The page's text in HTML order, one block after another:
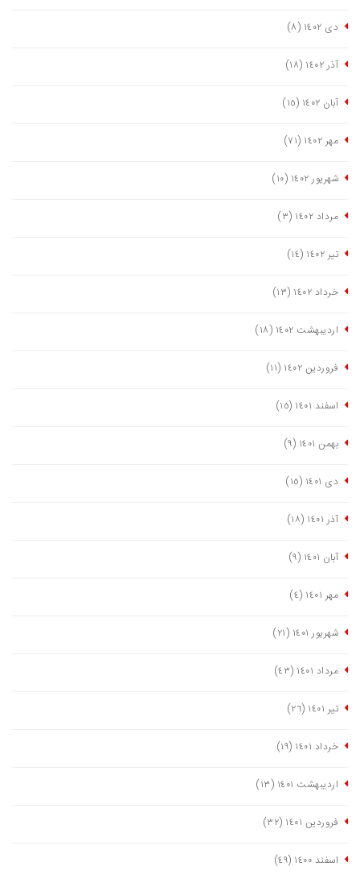
دی ١٤٠٢ (٨)
آذر ١٤٠٢ (١٨)
آبان ١٤٠٢ (١٥)
مهر ١٤٠٢ (٧١)
شهریور ١٤٠٢ (١٠)
مرداد ١٤٠٢ (٣)
تیر ١٤٠٢ (١٤)
خرداد ١٤٠٢ (١٣)
اردیبهشت ١٤٠٢ (١٨)
فروردین ١٤٠٢ (١١)
اسفند ١٤٠١ (١٥)
بهمن ١٤٠١ (٩)
دی ١٤٠١ (١٥)
آذر ١٤٠١ (١٨)
آبان ١٤٠١ (٩)
مهر ١٤٠١ (٤)
شهریور ١٤٠١ (٢١)
مرداد ١٤٠١ (٤٣)
تیر ١٤٠١ (٢٦)
خرداد ١٤٠١ (١٩)
اردیبهشت ١٤٠١ (١٣)
فروردین ١٤٠١ (٣٢)
اسفند ١٤٠٠ (٤٩)